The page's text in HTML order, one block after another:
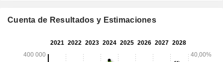
Cuenta de Resultados y Estimaciones